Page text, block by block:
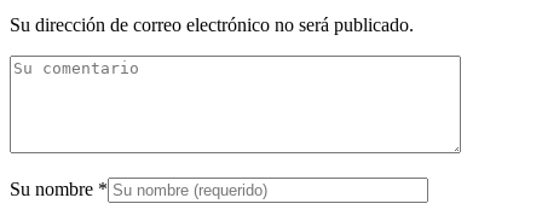
Su dirección de correo electrónico no será publicado.
Su nombre *